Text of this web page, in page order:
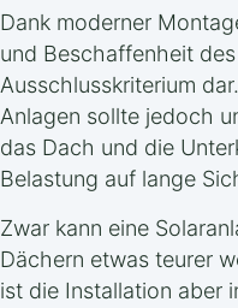
Dank moderner
und Beschaffenheit
Ausschlusskriterium
Anlagen sollte jedoch
das Dach und die
Belastung auf lange
Zwar kann eine
Dächern etwas teurer
ist die Installation aber